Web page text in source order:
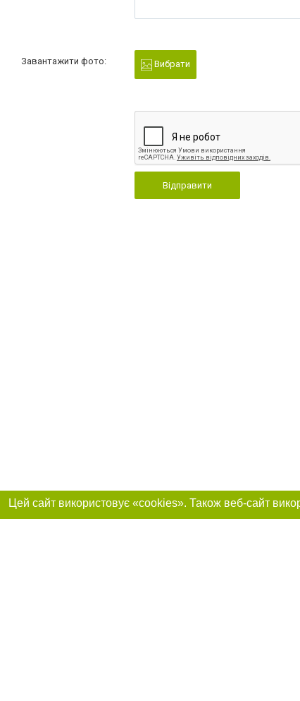
Завантажити фото: Вибрати
Відправити